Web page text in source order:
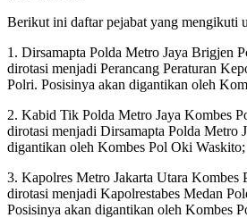
Berikut ini daftar pejabat yang mengikuti
1. Dirsamapta Polda Metro Jaya Brigjen
dirotasi menjadi Perancang Peraturan
Polri. Posisinya akan digantikan oleh
2. Kabid Tik Polda Metro Jaya Kombes
dirotasi menjadi Dirsamapta Polda Metro
digantikan oleh Kombes Pol Oki Waskito;
3. Kapolres Metro Jakarta Utara
dirotasi menjadi Kapolrestabes Medan
Posisinya akan digantikan oleh Kombes